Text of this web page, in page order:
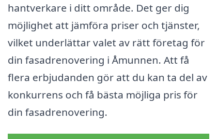
hantverkare i ditt område. Det ger dig
möjlighet att jämföra priser och tjänster,
vilket underlättar valet av rätt företag för
din fasadrenovering i Åmunnen. Att få
flera erbjudanden gör att du kan ta del av
konkurrens och få bästa möjliga pris för
din fasadrenovering.